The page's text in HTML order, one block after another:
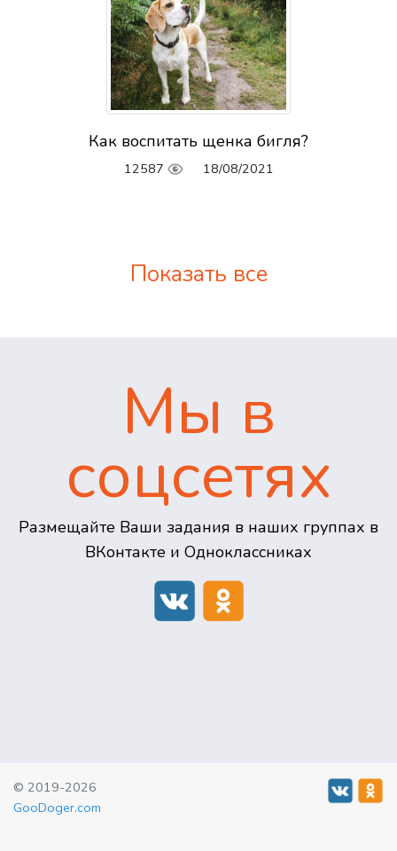
Как воспитать щенка бигля?
12587 18/08/2021
Показать все
Мы в
соцсетях
Размещайте Ваши задания в наших группах в
ВКонтакте и Одноклассниках
© 2019-2026
GooDoger.com